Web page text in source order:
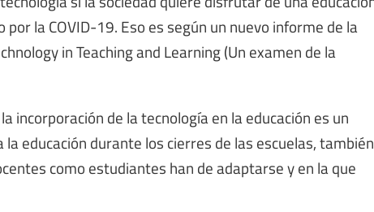
la COVID-19. Eso es según un nuevo informe de la
in Teaching and Learning (Un examen de la
incorporación de la tecnología en la educación es un
educación durante los cierres de las escuelas, también
como estudiantes han de adaptarse y en la que